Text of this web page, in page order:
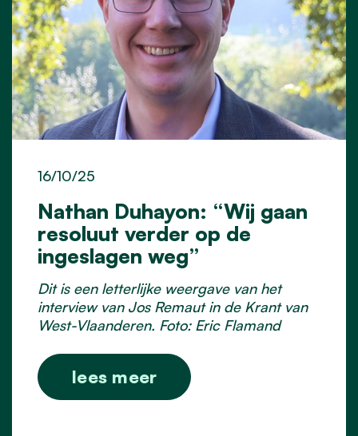
Nathan Duhayon: “Wij gaan
resoluut verder op de
ingeslagen weg”
16/10/25
Dit is een letterlijke weergave van het
interview van Jos Remaut in de Krant van
West-Vlaanderen. Foto: Eric Flamand
lees meer